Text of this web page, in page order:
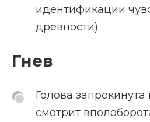
идентификации
древности).
Гнев
Голова
смотрит